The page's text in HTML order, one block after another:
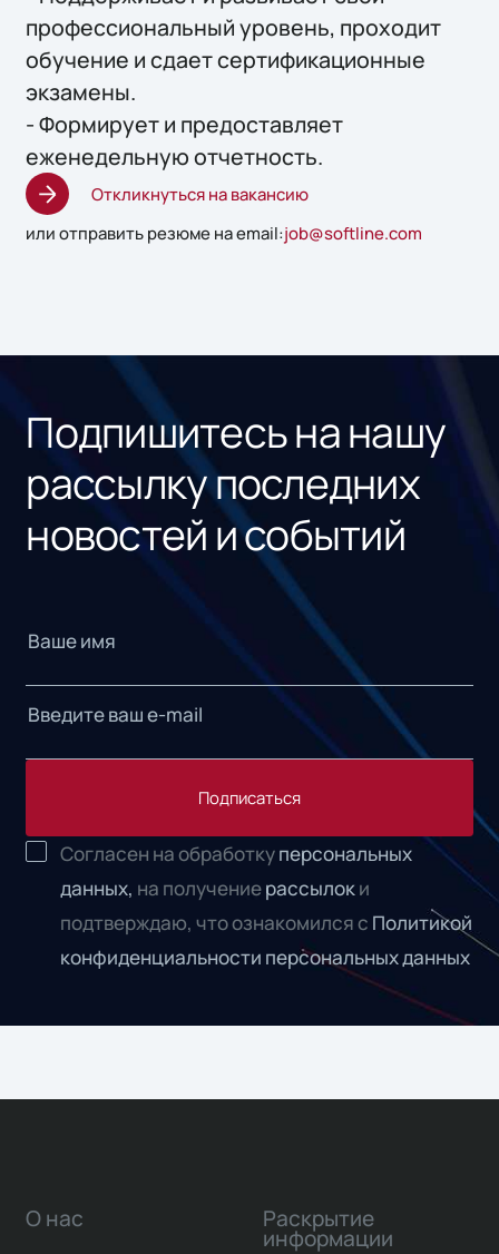
профессиональный уровень, проходит
обучение и сдает сертификационные
экзамены.
- Формирует и предоставляет
еженедельную отчетность.
Откликнуться на вакансию
или отправить резюме на email:job@softline.com
Подпишитесь на нашу
рассылку последних
новостей и событий
Подписаться
Согласен на обработкуперсональных
данных, на получениерассылок и
подтверждаю, что ознакомился с Политикой
конфиденциальности персональных данных
О нас Раскрытие
информации